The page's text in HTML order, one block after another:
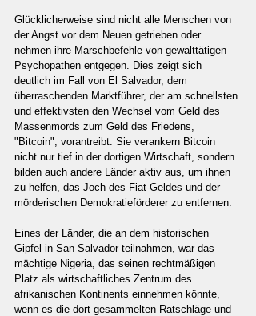
Glücklicherweise sind nicht alle Menschen von
der Angst vor dem Neuen getrieben oder
nehmen ihre Marschbefehle von gewalttätigen
Psychopathen entgegen. Dies zeigt sich
deutlich im Fall von El Salvador, dem
überraschenden Marktführer, der am schnellsten
und effektivsten den Wechsel vom Geld des
Massenmords zum Geld des Friedens,
"Bitcoin", vorantreibt. Sie verankern Bitcoin
nicht nur tief in der dortigen Wirtschaft, sondern
bilden auch andere Länder aktiv aus, um ihnen
zu helfen, das Joch des Fiat-Geldes und der
mörderischen Demokratieförderer zu entfernen.
Eines der Länder, die an dem historischen
Gipfel in San Salvador teilnahmen, war das
mächtige Nigeria, das seinen rechtmäßigen
Platz als wirtschaftliches Zentrum des
afrikanischen Kontinents einnehmen könnte,
wenn es die dort gesammelten Ratschläge und